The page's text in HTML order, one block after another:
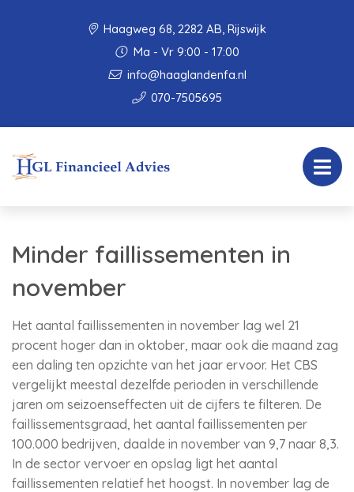
Haagweg 68, 2282 AB, Rijswijk
Ma - Vr 9:00 - 17:00
info@haaglandenfa.nl
070-7505695
Minder faillissementen in
november
Het aantal faillissementen in november lag wel 21
procent hoger dan in oktober, maar ook die maand zag
een daling ten opzichte van het jaar ervoor. Het CBS
vergelijkt meestal dezelfde perioden in verschillende
jaren om seizoenseffecten uit de cijfers te filteren. De
faillissementsgraad, het aantal faillissementen per
100.000 bedrijven, daalde in november van 9,7 naar 8,3.
In de sector vervoer en opslag ligt het aantal
faillissementen relatief het hoogst. In november lag de